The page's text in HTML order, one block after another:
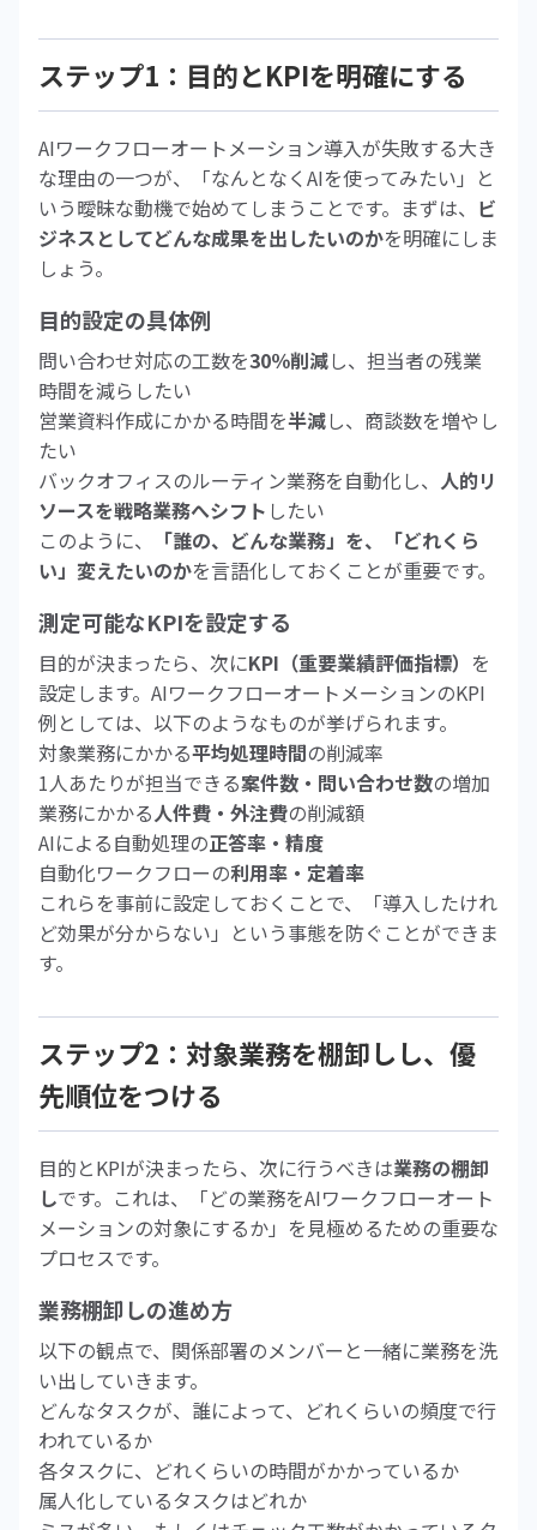
ステップ1：目的とKPIを明確にする
AIワークフローオートメーション導入が失敗する大き
な理由の一つが、「なんとなくAIを使ってみたい」と
いう曖昧な動機で始めてしまうことです。まずは、 ビ
ジネスとしてどんな成果を出したいのかを明確にしま
しょう。
目的設定の具体例
問い合わせ対応の工数を30％削減し、担当者の残業
時間を減らしたい
営業資料作成にかかる時間を半減し、商談数を増やし
たい
バックオフィスのルーティン業務を自動化し、 人的リ
ソースを戦略業務へシフト したい
このように、
「誰の、どんな業務」を、「どれくら
い」変えたいのかを言語化しておくことが重要です。
測定可能なKPIを設定する
目的が決まったら、次にKPI（重要業績評価指標） を
設定します。AIワークフローオートメーションのKPI
例としては、以下のようなものが挙げられます。
対象業務にかかる平均処理時間の削減率
1人あたりが担当できる案件数・問い合わせ数の増加
業務にかかる人件費・外注費の削減額
AIによる自動処理の正答率・精度
自動化ワークフローの利用率・定着率
これらを事前に設定しておくことで、「導入したけれ
ど効果が分からない」という事態を防ぐことができま
す。
ステップ2：対象業務を棚卸しし、優
先順位をつける
目的とKPIが決まったら、次に行うべきは業務の棚卸
しです。これは、「どの業務をAIワークフローオート
メーションの対象にするか」を見極めるための重要な
プロセスです。
業務棚卸しの進め方
以下の観点で、関係部署のメンバーと一緒に業務を洗
い出していきます。
どんなタスクが、誰によって、どれくらいの頻度で行
われているか
各タスクに、どれくらいの時間がかかっているか
属人化しているタスクはどれか